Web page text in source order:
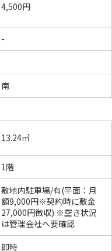
4,500円
-
南
13.24㎡
1階
敷地内駐車場/有(平面：月
額9,000円※契約時に敷金
27,000円徴収) ※空き状況
は管理会社へ要確認
即時